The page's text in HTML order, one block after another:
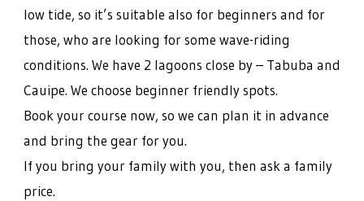
low tide, so it’s suitable also for beginners and for
those, who are looking for some wave-riding
conditions. We have 2 lagoons close by – Tabuba and
Cauipe. We choose beginner friendly spots.
Book your course now, so we can plan it in advance
and bring the gear for you.
If you bring your family with you, then ask a family
price.